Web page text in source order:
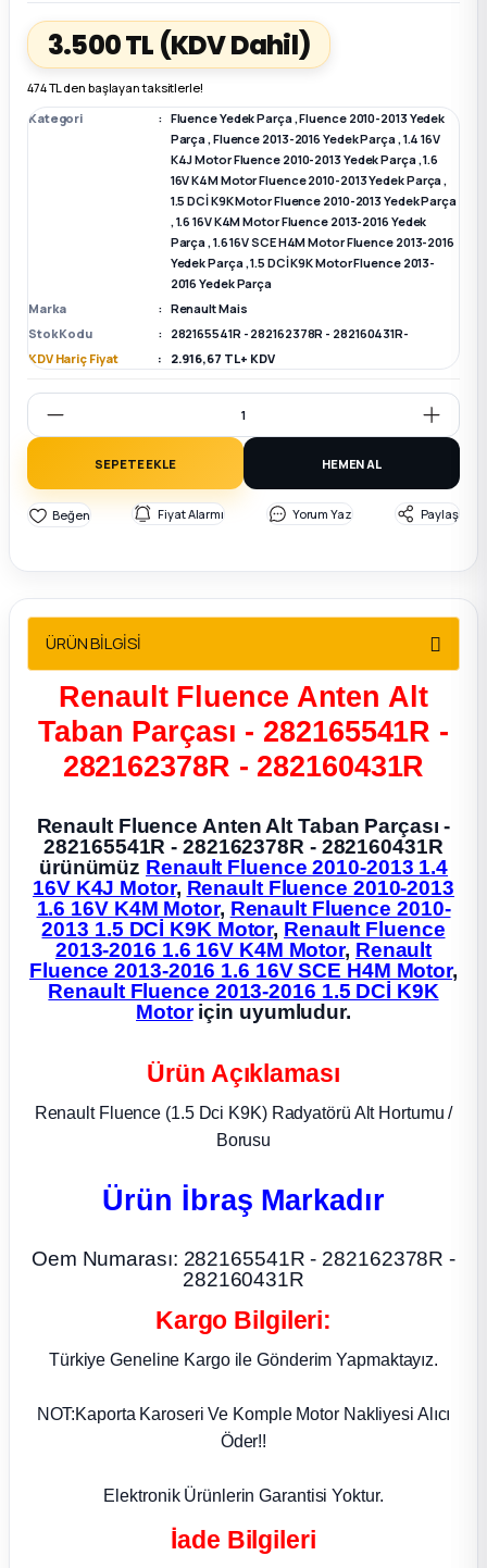
Parça
Megane E-TECH Yedek Parça
Sedan
Parça
Parça
Parça
Parça3.500 TL (KDV Dahil)
474 TL den başlayan taksitlerle!
Kategori
Fluence Yedek Parça,Fluence 2010-2013 Yedek
Parça,Fluence 2013-2016 Yedek Parça,1.4 16V
K4J Motor Fluence 2010-2013 Yedek Parça,1.6
16V K4M Motor Fluence 2010-2013 Yedek Parça,
1.5 DCİ K9K Motor Fluence 2010-2013 Yedek Parça
,1.6 16V K4M Motor Fluence 2013-2016 Yedek
Parça,1.6 16V SCE H4M Motor Fluence 2013-2016
Yedek Parça,1.5 DCİ K9K Motor Fluence 2013-
2016 Yedek Parça
Marka
Renault Mais
Stok Kodu
282165541R - 282162378R - 282160431R-
KDV Hariç Fiyat
2.916,67 TL + KDV
SEPETE EKLE HEMEN AL
Fiyat Alarmı Yorum Yaz Paylaş
ÜRÜN BİLGİSİ
Renault Fluence Anten Alt
Taban Parçası - 282165541R -
282162378R - 282160431R
Renault Fluence Anten Alt Taban Parçası -
282165541R - 282162378R - 282160431R
ürünümüz Renault Fluence 2010-2013 1.4
16V K4J Motor, Renault Fluence 2010-2013
1.6 16V K4M Motor, Renault Fluence 2010-
2013 1.5 DCİ K9K Motor, Renault Fluence
2013-2016 1.6 16V K4M Motor, Renault
Fluence 2013-2016 1.6 16V SCE H4M Motor,
Renault Fluence 2013-2016 1.5 DCİ K9K
Motoriçin uyumludur.
Ürün Açıklaması
Renault Fluence (1.5 Dci K9K) Radyatörü Alt Hortumu /
Borusu
Ürün İbraş Markadır
Oem Numarası: 282165541R - 282162378R -
282160431R
Kargo Bilgileri:
Türkiye Geneline Kargo ile Gönderim Yapmaktayız.
NOT:Kaporta Karoseri Ve Komple Motor Nakliyesi Alıcı
Öder!!
Elektronik Ürünlerin Garantisi Yoktur.
İade Bilgileri